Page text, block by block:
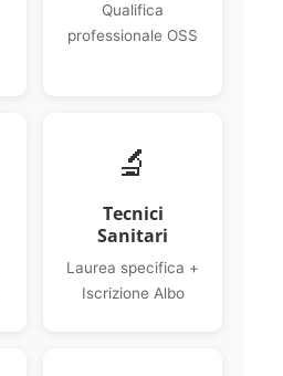
Qualifica
professionale OSS
🔬
Tecnici
Sanitari
Laurea specifica +
Iscrizione Albo